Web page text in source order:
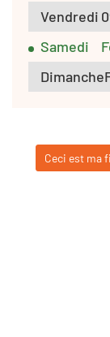
Vendredi
Samedi
Dimanche
Ceci est ma